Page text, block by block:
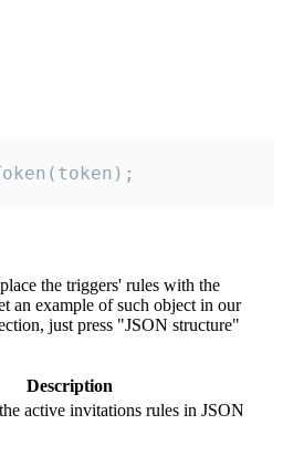
the triggers' rules with the
an example of such object in our
just press "JSON structure"
Description
active invitations rules in JSON